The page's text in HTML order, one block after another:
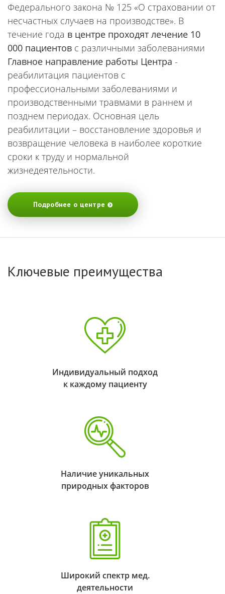
Федерального закона № 125 «О страховании от
несчастных случаев на производстве». В
течение года в центре проходят лечение 10
000 пациентов с различными заболеваниями
Главное направление работы Центра -
реабилитация пациентов с
профессиональными заболеваниями и
производственными травмами в раннем и
позднем периодах. Основная цель
реабилитации – восстановление здоровья и
возвращение человека в наиболее короткие
сроки к труду и нормальной
жизнедеятельности.
Подробнее о центре
Ключевые преимущества
Индивидуальный подход
к каждому пациенту
Наличие уникальных
природных факторов
Широкий спектр мед.
деятельности